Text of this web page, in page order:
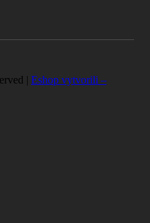
| Eshop vytvorili –